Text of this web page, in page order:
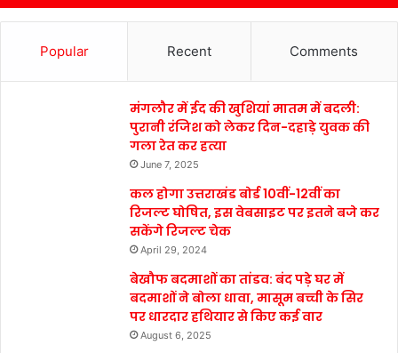
Popular Recent Comments
मंगलौर में ईद की खुशियां मातम में बदली:
पुरानी रंजिश को लेकर दिन-दहाड़े युवक की
गला रेत कर हत्या
June 7, 2025
कल होगा उत्तराखंड बोर्ड 10वीं-12वीं का
रिजल्ट घोषित, इस वेबसाइट पर इतने बजे कर
सकेंगे रिजल्ट चेक
April 29, 2024
बेखौफ बदमाशों का तांडव: बंद पड़े घर में
बदमाशों ने बोला धावा, मासूम बच्ची के सिर
पर धारदार हथियार से किए कई वार
August 6, 2025